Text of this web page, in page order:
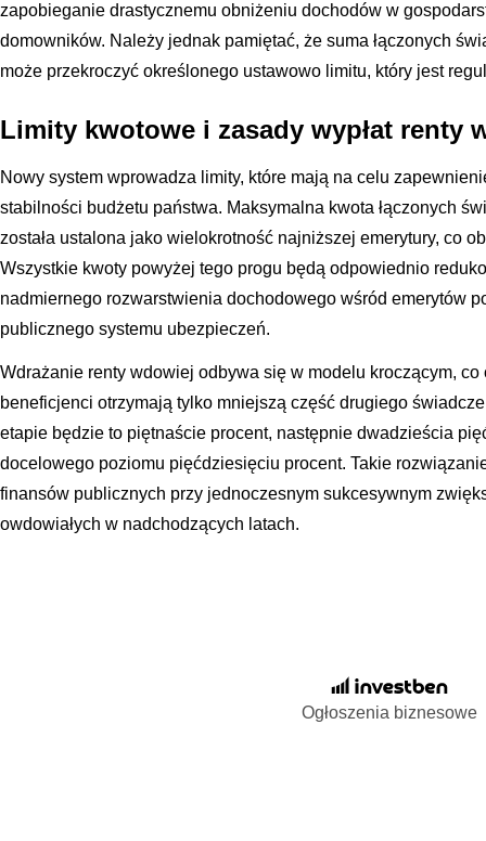
zapobieganie drastycznemu obniżeniu dochodów w
domowników. Należy jednak pamiętać, że suma łączonych
może przekroczyć określonego ustawowo limitu, który jest
Limity kwotowe i zasady wypłat renty
Nowy system wprowadza limity, które mają na celu
stabilności budżetu państwa. Maksymalna kwota łączonych
została ustalona jako wielokrotność najniższej emerytury, co
Wszystkie kwoty powyżej tego progu będą odpowiednio
nadmiernego rozwarstwienia dochodowego wśród emerytów
publicznego systemu ubezpieczeń.
Wdrażanie renty wdowiej odbywa się w modelu kroczącym,
beneficjenci otrzymają tylko mniejszą część drugiego
etapie będzie to piętnaście procent, następnie dwadzieścia
docelowego poziomu pięćdziesięciu procent. Takie
finansów publicznych przy jednoczesnym sukcesywnym
owdowiałych w nadchodzących latach.
Ogłoszenia biznesowe